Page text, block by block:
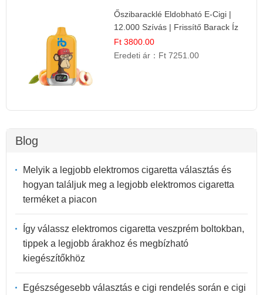
Őszibaracklé Eldobható E-Cigi |
12.000 Szívás | Frissítő Barack Íz
Ft 3800.00
Eredeti ár： Ft 7251.00
Blog
Melyik a legjobb elektromos cigaretta választás és
hogyan találjuk meg a legjobb elektromos cigaretta
terméket a piacon
Így válassz elektromos cigaretta veszprém boltokban,
tippek a legjobb árakhoz és megbízható
kiegészítőkhöz
Egészségesebb választás e cigi rendelés során e cigi